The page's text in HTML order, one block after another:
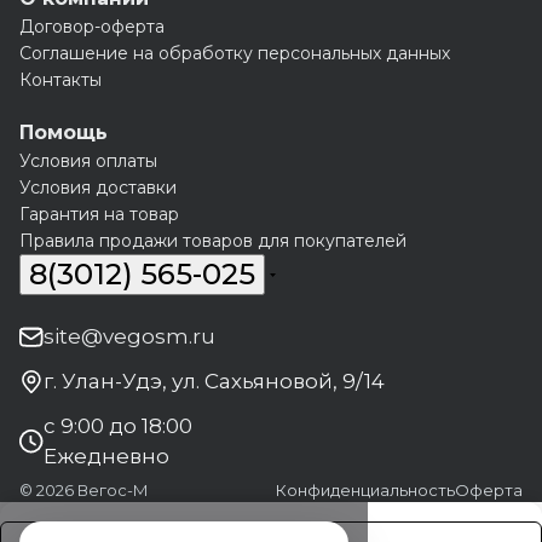
Договор-оферта
Соглашение на обработку персональных данных
Контакты
Помощь
Условия оплаты
Условия доставки
Гарантия на товар
Правила продажи товаров для покупателей
8(3012) 565-025
site@vegosm.ru
г. Улан-Удэ, ул. Сахьяновой, 9/14
с 9:00 до 18:00
Ежедневно
© 2026 Вегос-М КонфиденциальностьОферта